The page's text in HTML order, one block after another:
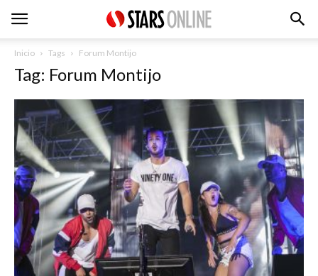
Inicio Tags Forum Montijo
Tag: Forum Montijo